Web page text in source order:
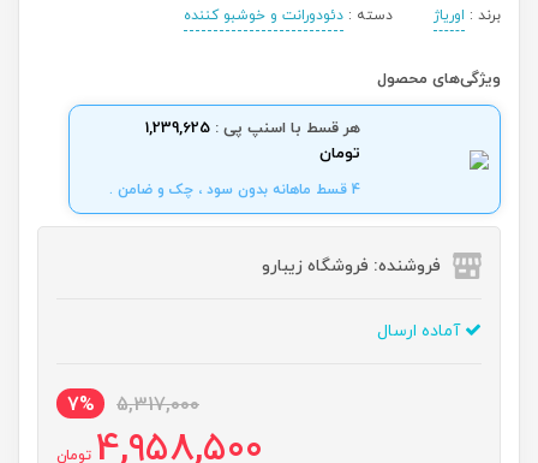
برند : اوریاژ دسته : دئودورانت و خوشبو کننده
ویژگی‌های محصول
هر قسط با اسنپ پی : 1,239,625
تومان
4 قسط ماهانه بدون سود ، چک و ضامن .
فروشنده: فروشگاه زیبارو
آماده ارسال
5,317,000
7%
4,958,500 تومان